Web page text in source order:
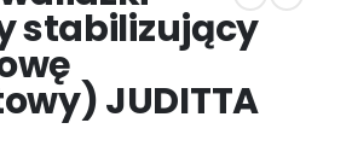
stabilizujący
JUDITTA